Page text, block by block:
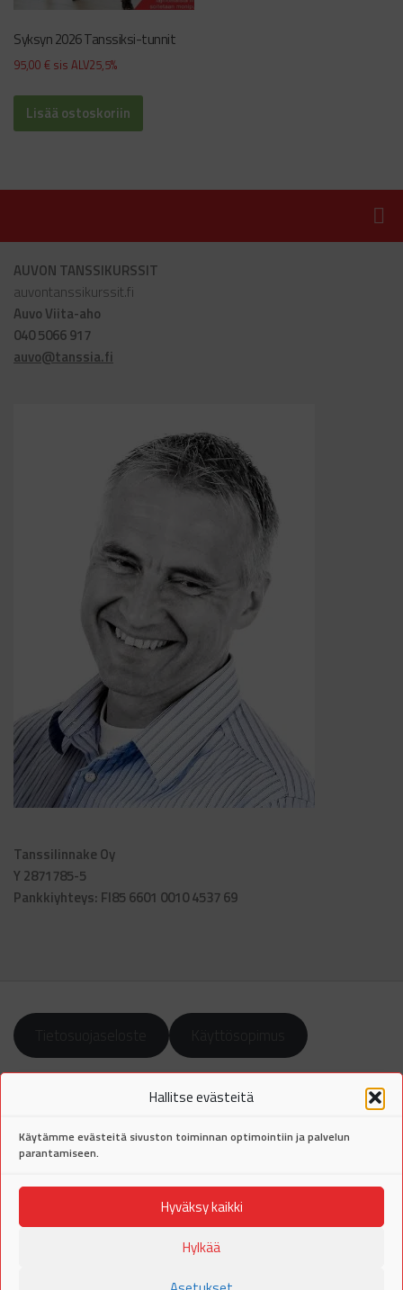
Hallitse evästeitä
Käytämme evästeitä sivuston toiminnan optimointiin ja palvelun
parantamiseen.
Hyväksy kaikki
Hylkää
Syksyn 2026 Tanssiksi-tunnit
95,00 € sis ALV25,5%
Lisää ostoskoriin
AUVON TANSSIKURSSIT
auvontanssikurssit.fi
Auvo Viita-aho
040 5066 917
auvo@tanssia.fi
Tanssilinnake Oy
Y 2871785-5
Pankkiyhteys: FI85 6601 0010 4537 69
Auvon tanssikurssitCopyright © 2026 Tanssilinnake Oy. All Rights
Reserved.